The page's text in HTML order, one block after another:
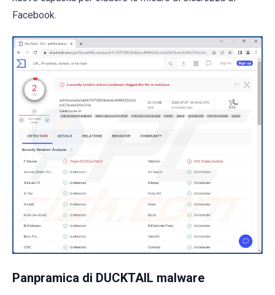
Facebook.
Panpramica di DUCKTAIL malware